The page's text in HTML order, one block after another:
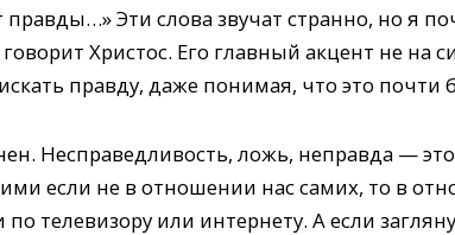
Эти слова звучат странно, но я
Христос. Его главный акцент не
правду, даже понимая, что это почти
Несправедливость, ложь, неправда —
если не в отношении нас самих, то в
телевизору или интернету. А если